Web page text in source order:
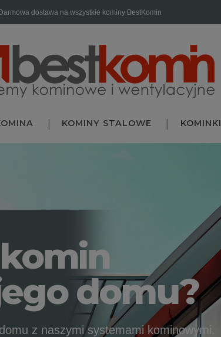
Darmowa dostawa na wszystkie kominy BestKomin
KOMINY STALOWE KOMINKI
domu?
z naszymi systemami kominowymi.